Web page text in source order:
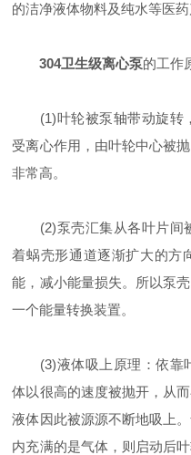
的洁净液体物料及纯水等医药
304卫生级离心泵的工作
(1)叶轮被泵轴带动旋转
受离心作用，由叶轮中心被
非常高。
(2)泵壳汇集从各叶片间
着蜗壳形通道逐渐扩大的方
能，减小能量损失。所以泵
一个能量转换装置。
(3)液体吸上原理：依靠
体以很高的速度被抛开，从
液体因此被源源不断地吸上
内充满的是气体，则启动后